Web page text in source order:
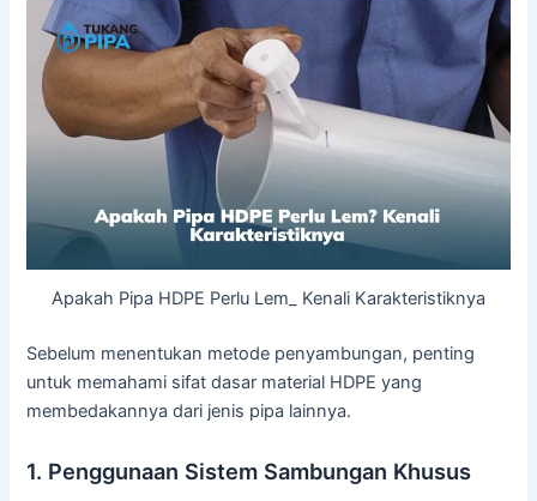
Apakah Pipa HDPE Perlu Lem_ Kenali Karakteristiknya
Sebelum menentukan metode penyambungan, penting
untuk memahami sifat dasar material HDPE yang
membedakannya dari jenis pipa lainnya.
1. Penggunaan Sistem Sambungan Khusus